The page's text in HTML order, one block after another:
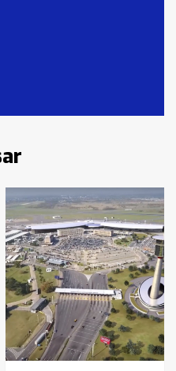
adolescentes
fueron
del lunes
5: falleció un
Lauquen
los combustibles en
YPF hasta Axion
pesos